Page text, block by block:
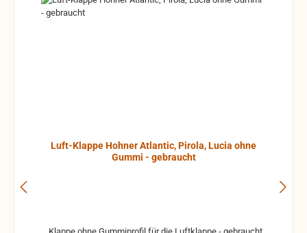
Luft-Klappe Hohner Atlantic, Pirola, Lucia ohne
Gummi - gebraucht